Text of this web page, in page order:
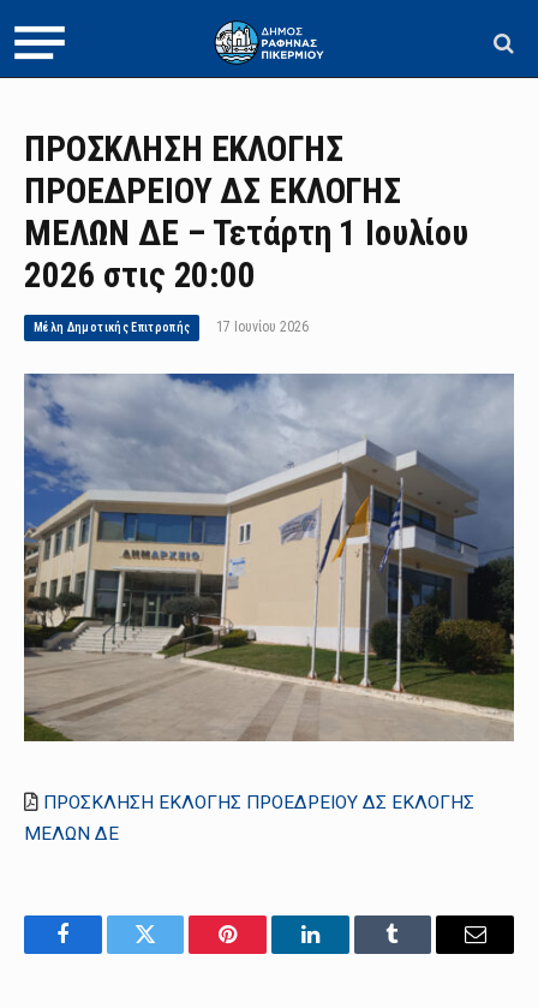
ΠΡΟΣΚΛΗΣΗ ΕΚΛΟΓΗΣ
ΠΡΟΕΔΡΕΙΟΥ ΔΣ ΕΚΛΟΓΗΣ
ΜΕΛΩΝ ΔΕ – Τετάρτη 1 Ιουλίου
2026 στις 20:00
Μέλη Δημοτικής Επιτροπής 17 Ιουνίου 2026
ΠΡΟΣΚΛΗΣΗ ΕΚΛΟΓΗΣ ΠΡΟΕΔΡΕΙΟΥ ΔΣ ΕΚΛΟΓΗΣ
ΜΕΛΩΝ ΔΕ
FacebookTwitter Pinterest LinkedInTumblr Email